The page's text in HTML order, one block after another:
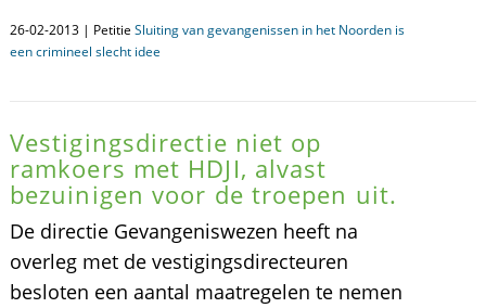
26-02-2013 | Petitie Sluiting van gevangenissen in het Noorden is
een crimineel slecht idee
Vestigingsdirectie niet op
ramkoers met HDJI, alvast
bezuinigen voor de troepen uit.
De directie Gevangeniswezen heeft na
overleg met de vestigingsdirecteuren
besloten een aantal maatregelen te nemen